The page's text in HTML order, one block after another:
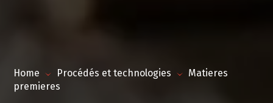
Home Procédés et technologies
Matieres
premieres